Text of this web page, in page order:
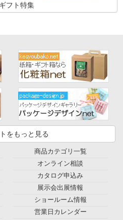
フト特集
をもっと見る
商品カテゴリ一覧
オンライン相談
カタログ申込み
展示会出展情報
ショールーム情報
営業日カレンダー